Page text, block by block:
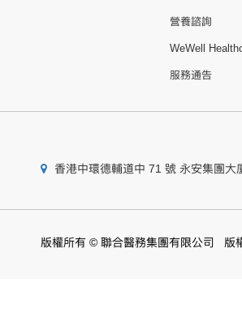
營養諮詢
WeWell
服務通告
香港中環德輔道中 71 號 永安集團大
版權所有 © 聯合醫務集團有限公司 版